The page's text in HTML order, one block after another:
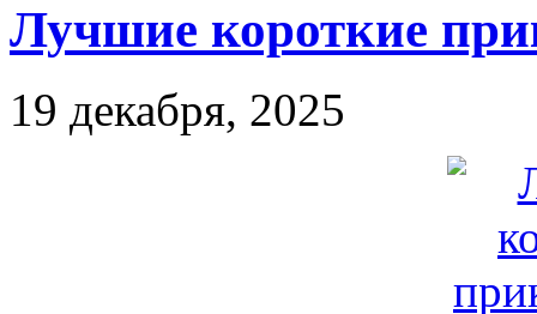
Лучшие короткие
19 декабря, 2025